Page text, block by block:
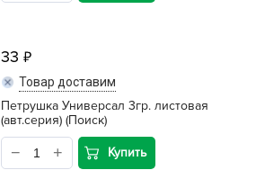
33
Товар доставим
Петрушка Универсал 3гр. листовая
(авт.серия) (Поиск)
Купить